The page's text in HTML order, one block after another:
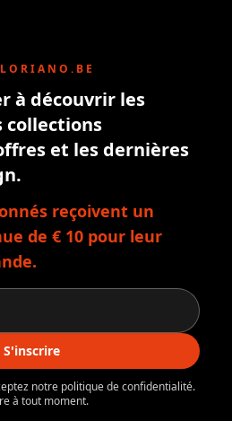
à découvrir les
collections
et les dernières
reçoivent un
de € 10 pour leur
S'inscrire
notre politique de confidentialité.
à tout moment.